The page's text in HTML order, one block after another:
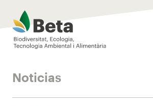
Beta Tech Center
Noticias